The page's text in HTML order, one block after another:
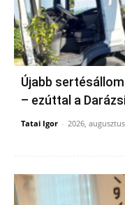
Újabb
– ezúttal a
Tatai Igor - 2026,